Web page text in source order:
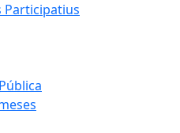
Participatius